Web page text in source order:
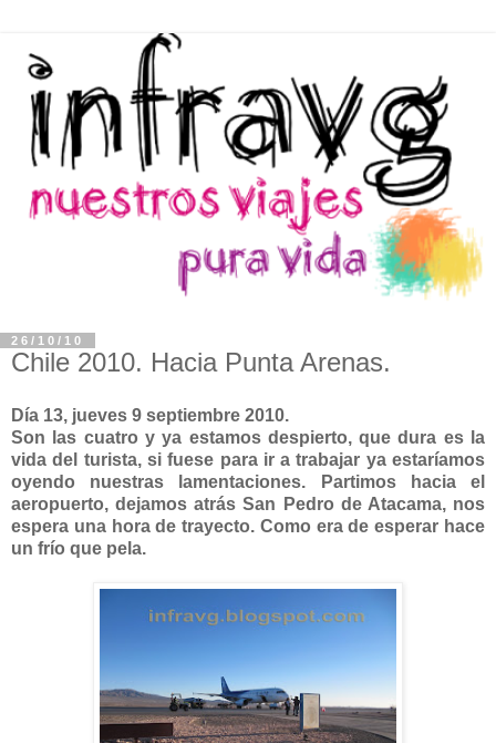
26/10/10
Chile 2010. Hacia Punta Arenas.
Día 13, jueves 9 septiembre 2010.
Son las cuatro y ya estamos despierto, que dura es la
vida del turista, si fuese para ir a trabajar ya estaríamos
oyendo nuestras lamentaciones. Partimos hacia el
aeropuerto, dejamos atrás San Pedro de Atacama, nos
espera una hora de trayecto. Como era de esperar hace
un frío que pela.